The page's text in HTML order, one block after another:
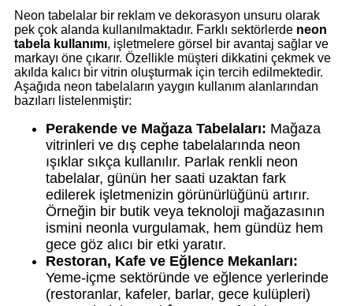
Neon tabelalar bir reklam ve dekorasyon unsuru olarak
pek çok alanda kullanılmaktadır. Farklı sektörlerde neon
tabela kullanımı, işletmelere görsel bir avantaj sağlar ve
markayı öne çıkarır. Özellikle müşteri dikkatini çekmek ve
akılda kalıcı bir vitrin oluşturmak için tercih edilmektedir.
Aşağıda neon tabelaların yaygın kullanım alanlarından
bazıları listelenmiştir:
Perakende ve Mağaza Tabelaları: Mağaza
vitrinleri ve dış cephe tabelalarında neon
ışıklar sıkça kullanılır. Parlak renkli neon
tabelalar, günün her saati uzaktan fark
edilerek işletmenizin görünürlüğünü artırır.
Örneğin bir butik veya teknoloji mağazasının
ismini neonla vurgulamak, hem gündüz hem
gece göz alıcı bir etki yaratır.
Restoran, Kafe ve Eğlence Mekanları:
Yeme-içme sektöründe ve eğlence yerlerinde
(restoranlar, kafeler, barlar, gece kulüpleri)